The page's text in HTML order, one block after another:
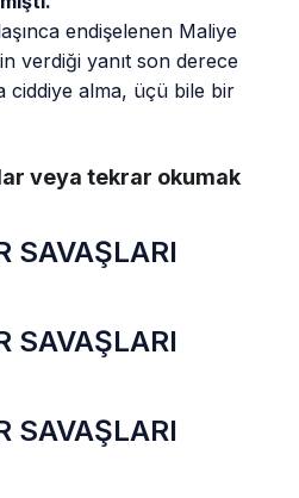
endişelenen Maliye
verdiği yanıt son derece
ciddiye alma, üçü bile bir
veya tekrar okumak
SAVAŞLARI
SAVAŞLARI
SAVAŞLARI